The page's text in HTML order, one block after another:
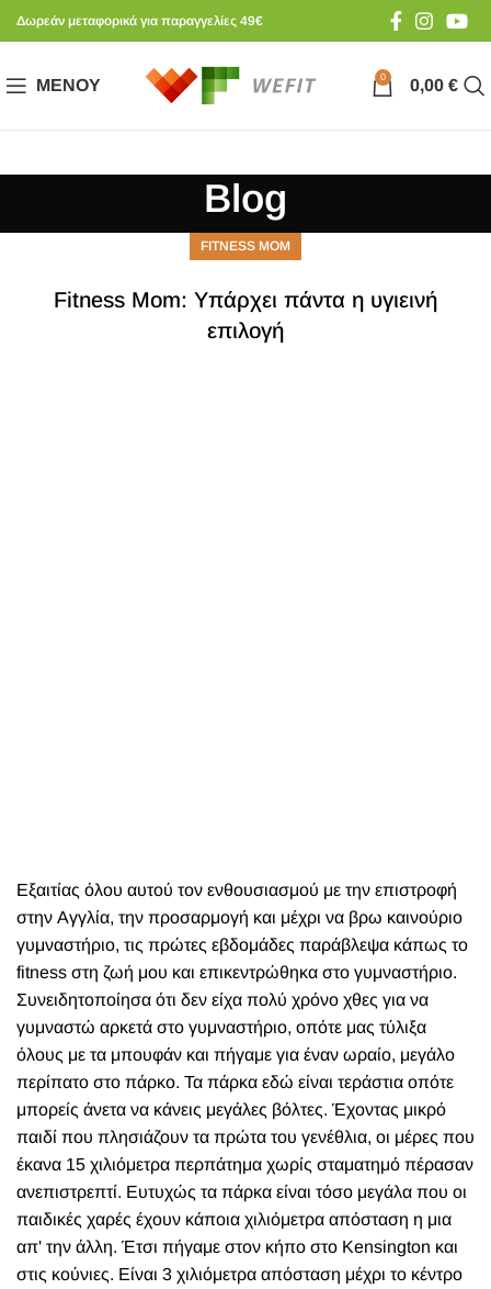
Δωρεάν μεταφορικά για παραγγελίες 49€
ΜΕΝΟΎ 0 0,00 €
Blog
FITNESS MOM
Fitness Mom: Υπάρχει πάντα η υγιεινή
επιλογή
Εξαιτίας όλου αυτού τον ενθουσιασμού με την επιστροφή
στην Αγγλία, την προσαρμογή και μέχρι να βρω καινούριο
γυμναστήριο, τις πρώτες εβδομάδες παράβλεψα κάπως το
fitness στη ζωή μου και επικεντρώθηκα στο γυμναστήριο.
Συνειδητοποίησα ότι δεν είχα πολύ χρόνο χθες για να
γυμναστώ αρκετά στο γυμναστήριο, οπότε μας τύλιξα
όλους με τα μπουφάν και πήγαμε για έναν ωραίο, μεγάλο
περίπατο στο πάρκο. Τα πάρκα εδώ είναι τεράστια οπότε
μπορείς άνετα να κάνεις μεγάλες βόλτες. Έχοντας μικρό
παιδί που πλησιάζουν τα πρώτα του γενέθλια, οι μέρες που
έκανα 15 χιλιόμετρα περπάτημα χωρίς σταματημό πέρασαν
ανεπιστρεπτί. Ευτυχώς τα πάρκα είναι τόσο μεγάλα που οι
παιδικές χαρές έχουν κάποια χιλιόμετρα απόσταση η μια
απ' την άλλη. Έτσι πήγαμε στον κήπο στο Kensington και
στις κούνιες. Είναι 3 χιλιόμετρα απόσταση μέχρι το κέντρο